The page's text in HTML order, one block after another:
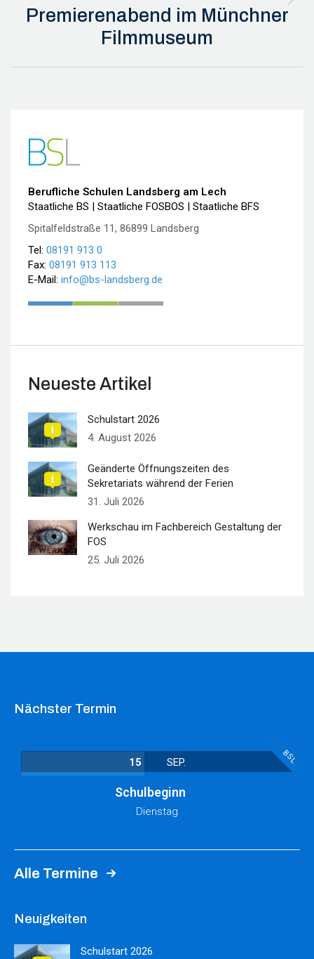
Nächster
Beitrag:
Premierenabend im Münchner
Filmmuseum
Berufliche Schulen Landsberg am Lech
Staatliche BS | Staatliche FOSBOS | Staatliche BFS
Spitalfeldstraße 11, 86899 Landsberg
Tel: 08191 913 0
Fax: 08191 913 113
E-Mail: info@bs-landsberg.de
Neueste Artikel
Schulstart 2026
4. August 2026
Geänderte Öffnungszeiten des
Sekretariats während der Ferien
31. Juli 2026
Werkschau im Fachbereich Gestaltung der
FOS
25. Juli 2026
Nächster Termin
BSL
15 SEP.
Schulbeginn
Dienstag
Alle Termine
Neuigkeiten
Schulstart 2026